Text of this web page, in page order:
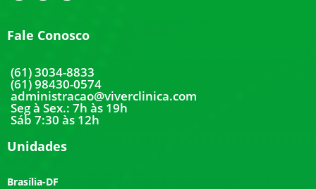
Fale Conosco
(61) 3034-8833
(61) 98430-0574
administracao@viverclinica.com
Seg à Sex.: 7h às 19h
Sáb 7:30 às 12h
Unidades
Brasília-DF